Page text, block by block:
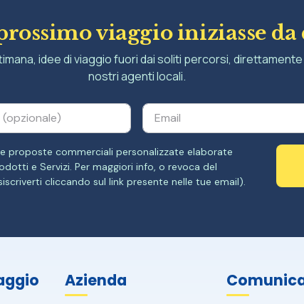
viaggio iniziasse da
idee di viaggio fuori dai soliti percorsi, direttamente
nostri agenti locali.
proposte commerciali personalizzate elaborate
e Servizi. Per maggiori info, o revoca del
cliccando sul link presente nelle tue email).
Azienda